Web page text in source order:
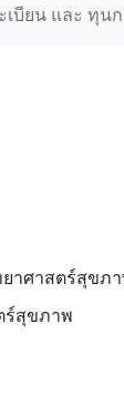
เบียน และ ทุน
าศาสตร์สุขภ
ร์สุขภาพ